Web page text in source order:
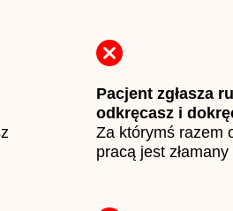
Pacjent zgłasza
odkręcasz i
Za którymś razem
pracą jest